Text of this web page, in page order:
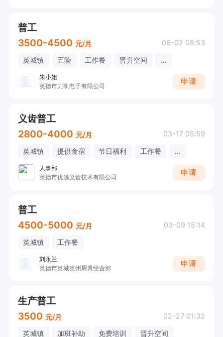
普工
3500-4500 元/月 06-02 08:53
英城镇 五险 工作餐 晋升空间 ...
朱小姐
英德市力凯电子有限公司
申请
义齿普工
2800-4000 元/月 03-17 05:59
英城镇 提供食宿 节日福利 工作餐 ...
人事部
英德市优越义齿技术有限公司
申请
普工
4500-5000 元/月 03-09 15:14
英城镇 工作餐
刘永兰
英德市英城英州厨具经营部
申请
生产普工
3500 元/月 02-27 01:32
英城镇 加班补助 免费培训 晋升空间